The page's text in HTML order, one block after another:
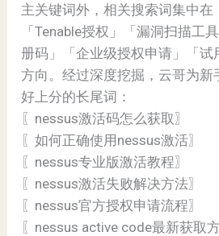
主关键词外，相关搜索词集中在
「Tenable授权」「漏洞扫描工
册码」「企业级授权申请」「
方向。经过深度挖掘，云哥为新
好上分的长尾词：
〖nessus激活码怎么获取〗
〖如何正确使用nessus激活〗
〖nessus专业版激活教程〗
〖nessus激活失败解决方法〗
〖nessus官方授权申请流程〗
〖nessus active code最新获取方